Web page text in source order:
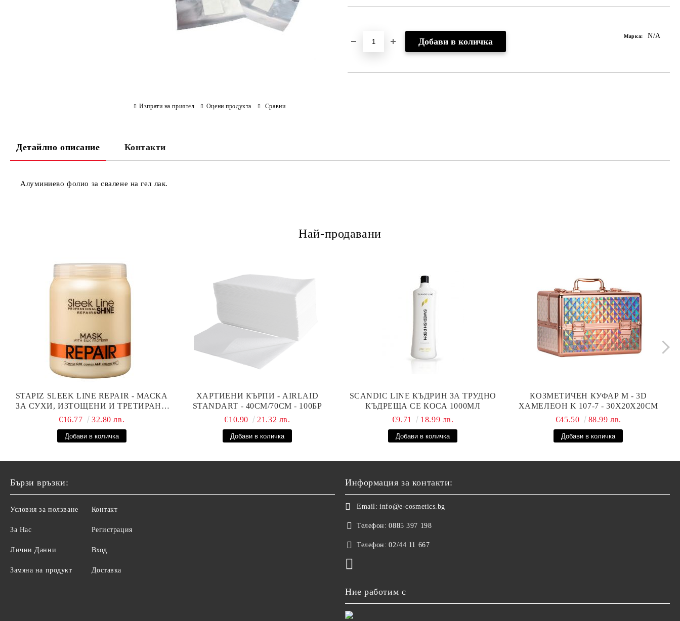
Марка: N/A
Изпрати на приятел Оцени продукта Сравни
Детайлно описание Контакти
Алуминиево фолио за свалене на гел лак.
Най-продавани
STAPIZ SLEEK LINE REPAIR - МАСКА
ЗА СУХИ, ИЗТОЩЕНИ И ТРЕТИРАНИ
КОСИ С КОПРИНЕНИ ПРОТЕИНИ,
€16.77 32.80 лв.
ХАРТИЕНИ КЪРПИ - AIRLAID
STANDART - 40СМ/70СМ - 100БР
€10.90
21.32 лв.
SCANDIC LINE КЪДРИН ЗА ТРУДНО
КЪДРЕЩА СЕ КОСА 1000МЛ
€9.71
18.99 лв.
КОЗМЕТИЧЕН КУФАР М - 3D
ХАМЕЛЕОН K 107-7 - 30X20X20СМ
€45.50
88.99 лв.
Бързи връзки:
Условия за ползване
За Нас
Лични Данни
Замяна на продукт
Контакт
Регистрация
Вход
Доставка
Информация за контакти:
Email: info@e-cosmetics.bg
Телефон: 0885 397 198
Телефон: 02/44 11 667
Ние работим с